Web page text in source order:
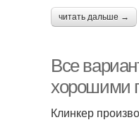
читать дальше →
Все
хорошими
Клинкер